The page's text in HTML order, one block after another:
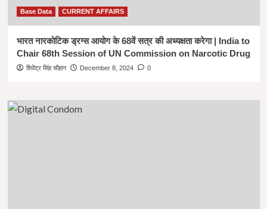
Base Data CURRENT AFFAIRS
भारत नारकोटिक ड्रग्स आयोग के 68वें सत्र की अध्यक्षता करेगा | India to
Chair 68th Session of UN Commission on Narcotic Drug
शिवेंद्र सिंह चौहान December 8, 2024 0